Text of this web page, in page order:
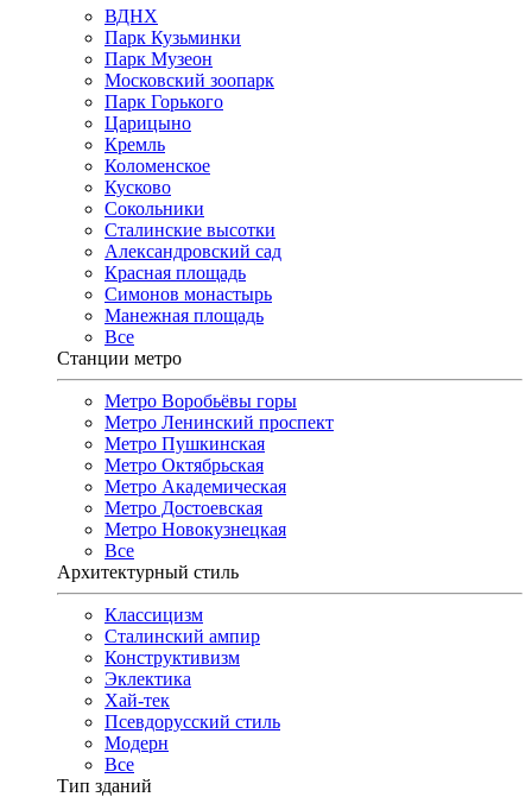
ВДНХ
Парк Кузьминки
Парк Музеон
Московский зоопарк
Парк Горького
Царицыно
Кремль
Коломенское
Кусково
Сокольники
Сталинские высотки
Александровский сад
Красная площадь
Симонов монастырь
Манежная площадь
Все
Станции метро
Метро Воробьёвы горы
Метро Ленинский проспект
Метро Пушкинская
Метро Октябрьская
Метро Академическая
Метро Достоевская
Метро Новокузнецкая
Все
Архитектурный стиль
Классицизм
Сталинский ампир
Конструктивизм
Эклектика
Хай-тек
Псевдорусский стиль
Модерн
Все
Тип зданий